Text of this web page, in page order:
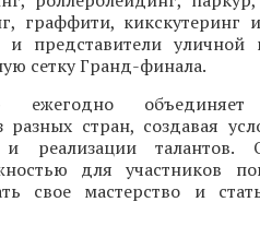
граффити, кикскутеринг
представители уличной
сетку Гранд-финала.
ежегодно
стран, создавая
реализации талантов.
для участников
свое мастерство и